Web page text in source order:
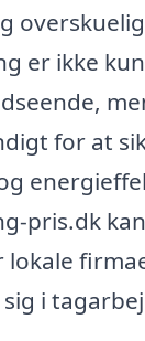
er ikke
for at
pris.dk
lokale
i